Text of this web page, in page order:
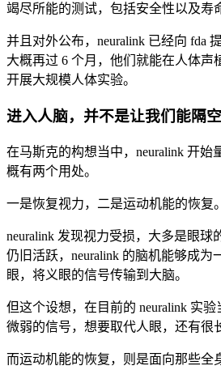
竭尽所能的测试，包括安全性以及寿
并且对外公布，neuralink 已经向 fda
大概再过 6 个月，他们就能在人体声
开展大规模人体实验。
进入人脑，并不是让我们能隔
在马斯克的构想当中，neuralink 开始
概有两个用处。
一是恢复视力，二是运动机能的恢复。
neuralink 发现视力受损，大多是眼球
仍旧活跃，neuralink 的脑机能够成为
眼，将义眼的信号传输到大脑。
但这个设想，在目前的 neuralink 实
微弱的信号，想要取代人眼，还有很
而运动机能的恢复，则是面向那些全